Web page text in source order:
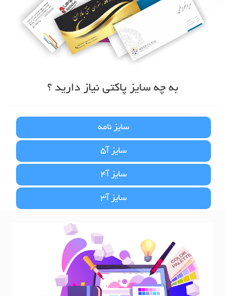
به چه سایز پاکتی نیاز دارید ؟
سایز نامه
سایز آ5
سایز آ4
سایز آ3